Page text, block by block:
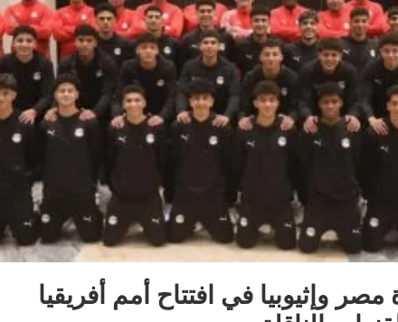
وإثيوبيا في افتتاح أمم أفريقيا